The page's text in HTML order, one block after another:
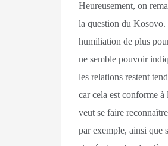
Heureusement, on
la question du Kosovo.
humiliation de plus
ne semble pouvoir
les relations restent
car cela est conforme
veut se faire
par exemple, ainsi que